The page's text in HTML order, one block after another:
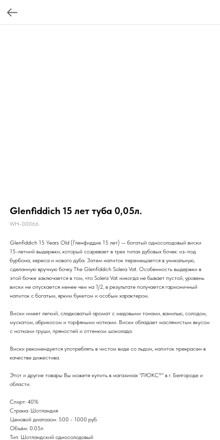
Glenfiddich 15 лет туба 0,05л.
WH-00066
Glenfiddich 15 Years Old (Гленфиддик 15 лет) — богатый односолодовый виски
15-летний выдержки, который созревает в трех типах дубовых бочек: из-под
бурбона, хереса и нового дуба. Затем напиток перемещается в уникальную,
сделанную вручную бочку The Glenfiddich Solera Vat. Особенность выдержки в
этой бочке заключается в том, что Solera Vat никогда не бывает пустой, уровень
виски не опускается менее чем на 1/2, в результате получается гармоничный
напиток с богатым, ярким букетом и особым характером.
Виски имеет легкий, сладковатый аромат с медовыми тонами, ванилью, солодом,
мускатом, абрикосом и торфяными нотками. Виски обладает маслянистым вкусом
с нотками груши, пряностей и оттенком шоколада.
Виски рекомендуется употреблять в чистом виде со льдом, напиток прекрасен в
качестве дижестива.
Этот и другие товары Вы можете купить в магазинах "ЛЮКС°" в г. Белгороде и
области.
Спирт: 40%
Страна: Шотландия
Ценовой диапазон: 500 - 1000 руб.
Объём: 0.05л
Тип: Шотландский односолодовый